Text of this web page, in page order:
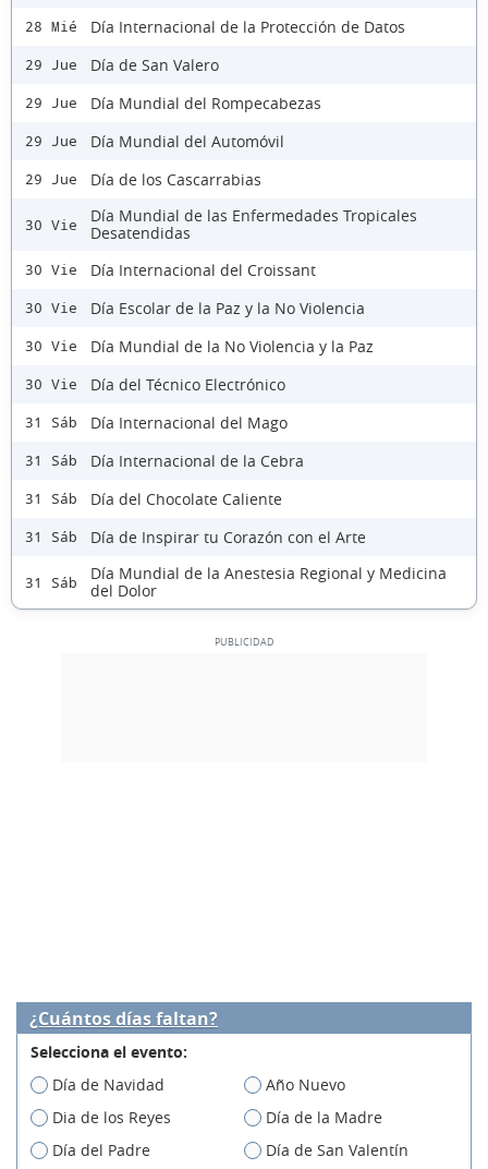
28 Mié Día Internacional de la Protección de Datos
29 Jue Día de San Valero
29 Jue Día Mundial del Rompecabezas
29 Jue Día Mundial del Automóvil
29 Jue Día de los Cascarrabias
30 Vie
Día Mundial de las Enfermedades Tropicales
Desatendidas
30 Vie Día Internacional del Croissant
30 Vie Día Escolar de la Paz y la No Violencia
30 Vie Día Mundial de la No Violencia y la Paz
30 Vie Día del Técnico Electrónico
31 Sáb Día Internacional del Mago
31 Sáb Día Internacional de la Cebra
31 Sáb Día del Chocolate Caliente
31 Sáb Día de Inspirar tu Corazón con el Arte
31 Sáb
Día Mundial de la Anestesia Regional y Medicina
del Dolor
¿Cuántos días faltan?
Selecciona el evento:
Día de Navidad
Año Nuevo
Dia de los Reyes
Día de la Madre
Día del Padre
Día de San Valentín